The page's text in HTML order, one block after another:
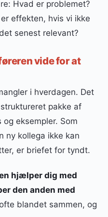
Hvad er problemet?
effekten, hvis vi ikke
senest relevant?
vide for at
i hverdagen. Det
pakke af
eksempler. Som
ny kollega ikke kan
er briefet for tyndt.
hjælper dig med
den anden med
blandet sammen, og